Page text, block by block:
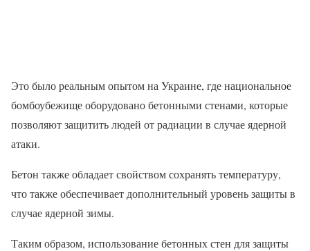
Это было реальным опытом на Украине, где национальное
бомбоубежище оборудовано бетонными стенами, которые
позволяют защитить людей от радиации в случае ядерной
атаки.
Бетон также обладает свойством сохранять температуру,
что также обеспечивает дополнительный уровень защиты в
случае ядерной зимы.
Таким образом, использование бетонных стен для защиты